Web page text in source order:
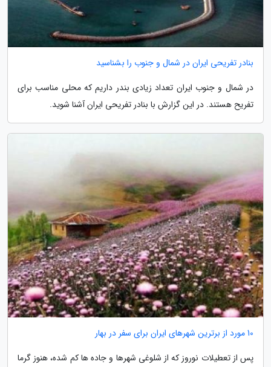
بنادر تفریحی ایران در شمال و جنوب را بشناسید
در شمال و جنوب ایران تعداد زیادی بندر داریم که محلی مناسب برای
تفریح هستند. در این گزارش با بنادر تفریحی ایران آشنا شوید.
10 مورد از برترین شهرهای ایران برای سفر در بهار
پس از تعطیلات نوروز که از شلوغی شهرها و جاده ها کم شده، هنوز گرما